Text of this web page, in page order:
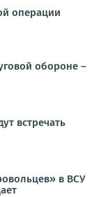
операции
обороне –
встречать
в ВСУ